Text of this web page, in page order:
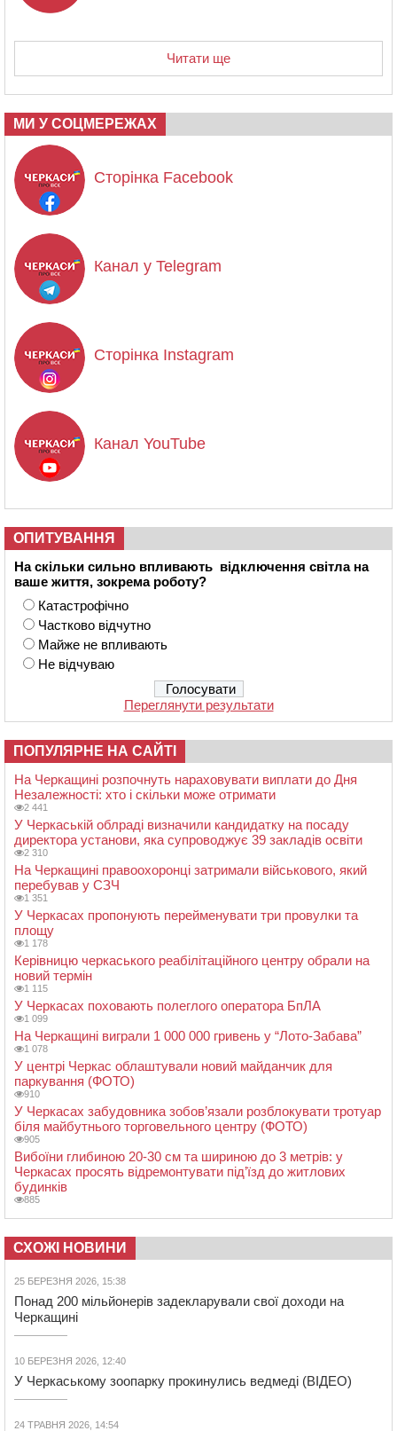
Читати ще
МИ У СОЦМЕРЕЖАХ
Сторінка Facebook
Канал у Telegram
Сторінка Instagram
Канал YouTube
ОПИТУВАННЯ
На скільки сильно впливають відключення світла на
ваше життя, зокрема роботу?
Катастрофічно
Частково відчутно
Майже не впливають
Не відчуваю
Переглянути результати
ПОПУЛЯРНЕ НА САЙТІ
На Черкащині розпочнуть нараховувати виплати до Дня
Незалежності: хто і скільки може отримати
2 441
У Черкаській облраді визначили кандидатку на посаду
директора установи, яка супроводжує 39 закладів освіти
2 310
На Черкащині правоохоронці затримали військового, який
перебував у СЗЧ
1 351
У Черкасах пропонують перейменувати три провулки та
площу
1 178
Керівницю черкаського реабілітаційного центру обрали на
новий термін
1 115
У Черкасах поховають полеглого оператора БпЛА
1 099
На Черкащині виграли 1 000 000 гривень у “Лото-Забава”
1 078
У центрі Черкас облаштували новий майданчик для
паркування (ФОТО)
910
У Черкасах забудовника зобов’язали розблокувати тротуар
біля майбутнього торговельного центру (ФОТО)
905
Вибоїни глибиною 20-30 см та шириною до 3 метрів: у
Черкасах просять відремонтувати під’їзд до житлових
будинків
885
СХОЖІ НОВИНИ
25 БЕРЕЗНЯ 2026, 15:38
Понад 200 мільйонерів задекларували свої доходи на
Черкащині
10 БЕРЕЗНЯ 2026, 12:40
У Черкаському зоопарку прокинулись ведмеді (ВІДЕО)
24 ТРАВНЯ 2026, 14:54